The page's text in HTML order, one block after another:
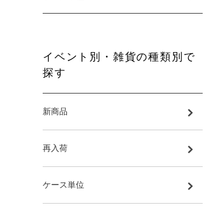
イベント別・雑貨の種類別で
探す
新商品
再入荷
ケース単位